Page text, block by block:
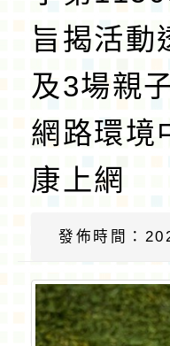
旨揭活動
及3場親
網路環境
康上網
發佈時間：